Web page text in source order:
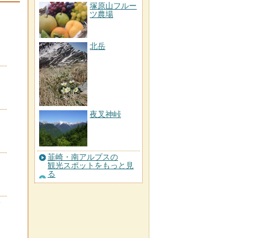
塚原山フルー
ツ農場
北岳
夜叉神峠
韮崎・南アルプスの
観光スポットをもっと見
る